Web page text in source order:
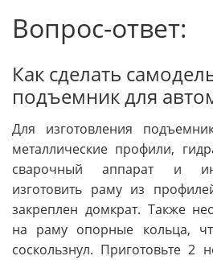
Вопрос-ответ:
Как сделать
подъемник для
Для изготовления
металлические профили,
сварочный аппарат и
изготовить раму из
закреплен домкрат. Также
на раму опорные кольца,
соскользнул. Приготовьте 2